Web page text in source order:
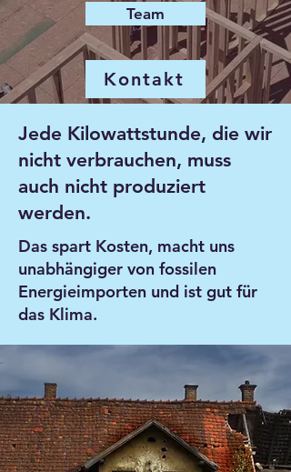
Team
Kontakt
Jede Kilowattstunde, die wir
nicht verbrauchen, muss
auch nicht produziert
werden.
Das spart Kosten, macht uns
unabhängiger von fossilen
Energieimporten und ist gut für
das Klima.